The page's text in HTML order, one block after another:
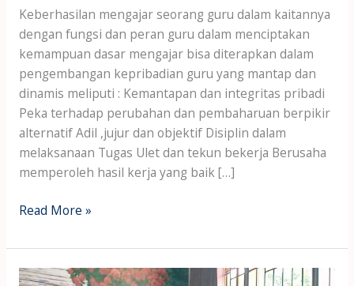
Keberhasilan mengajar seorang guru dalam kaitannya
dengan fungsi dan peran guru dalam menciptakan
kemampuan dasar mengajar bisa diterapkan dalam
pengembangan kepribadian guru yang mantap dan
dinamis meliputi : Kemantapan dan integritas pribadi
Peka terhadap perubahan dan pembaharuan berpikir
alternatif Adil ,jujur dan objektif Disiplin dalam
melaksanaan Tugas Ulet dan tekun bekerja Berusaha
memperoleh hasil kerja yang baik […]
Read More »
Guru